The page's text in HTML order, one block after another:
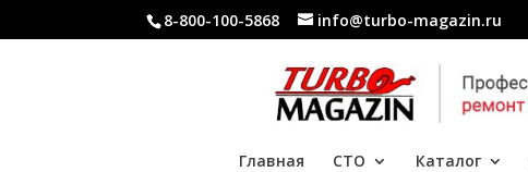
8-800-100-5868 info@turbo-magazin.ru
Главная СТО Каталог